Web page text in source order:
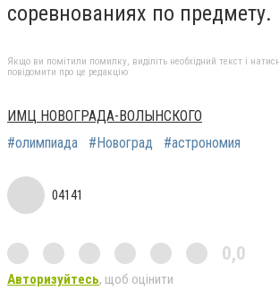
соревнованиях по предмету.
Якщо ви помітили помилку, виділіть необхідний текст і
повідомити про це редакцію
ИМЦ НОВОГРАДА-ВОЛЫНСКОГО
#олимпиада
#Новоград #астрономия
04141
0,0
Авторизуйтесь, щоб оцінити